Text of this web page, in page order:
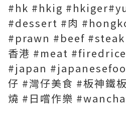
#hk #hkig
#dessert #肉
#prawn #beef
香港 #meat
#japan
仔 #灣仔美食 #板神鐵
燒 #日嚐作樂